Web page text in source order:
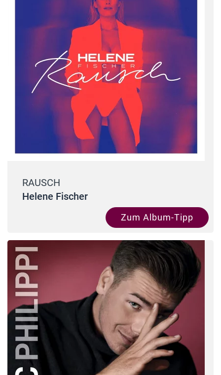
RAUSCH
Helene Fischer
Zum Album-Tipp